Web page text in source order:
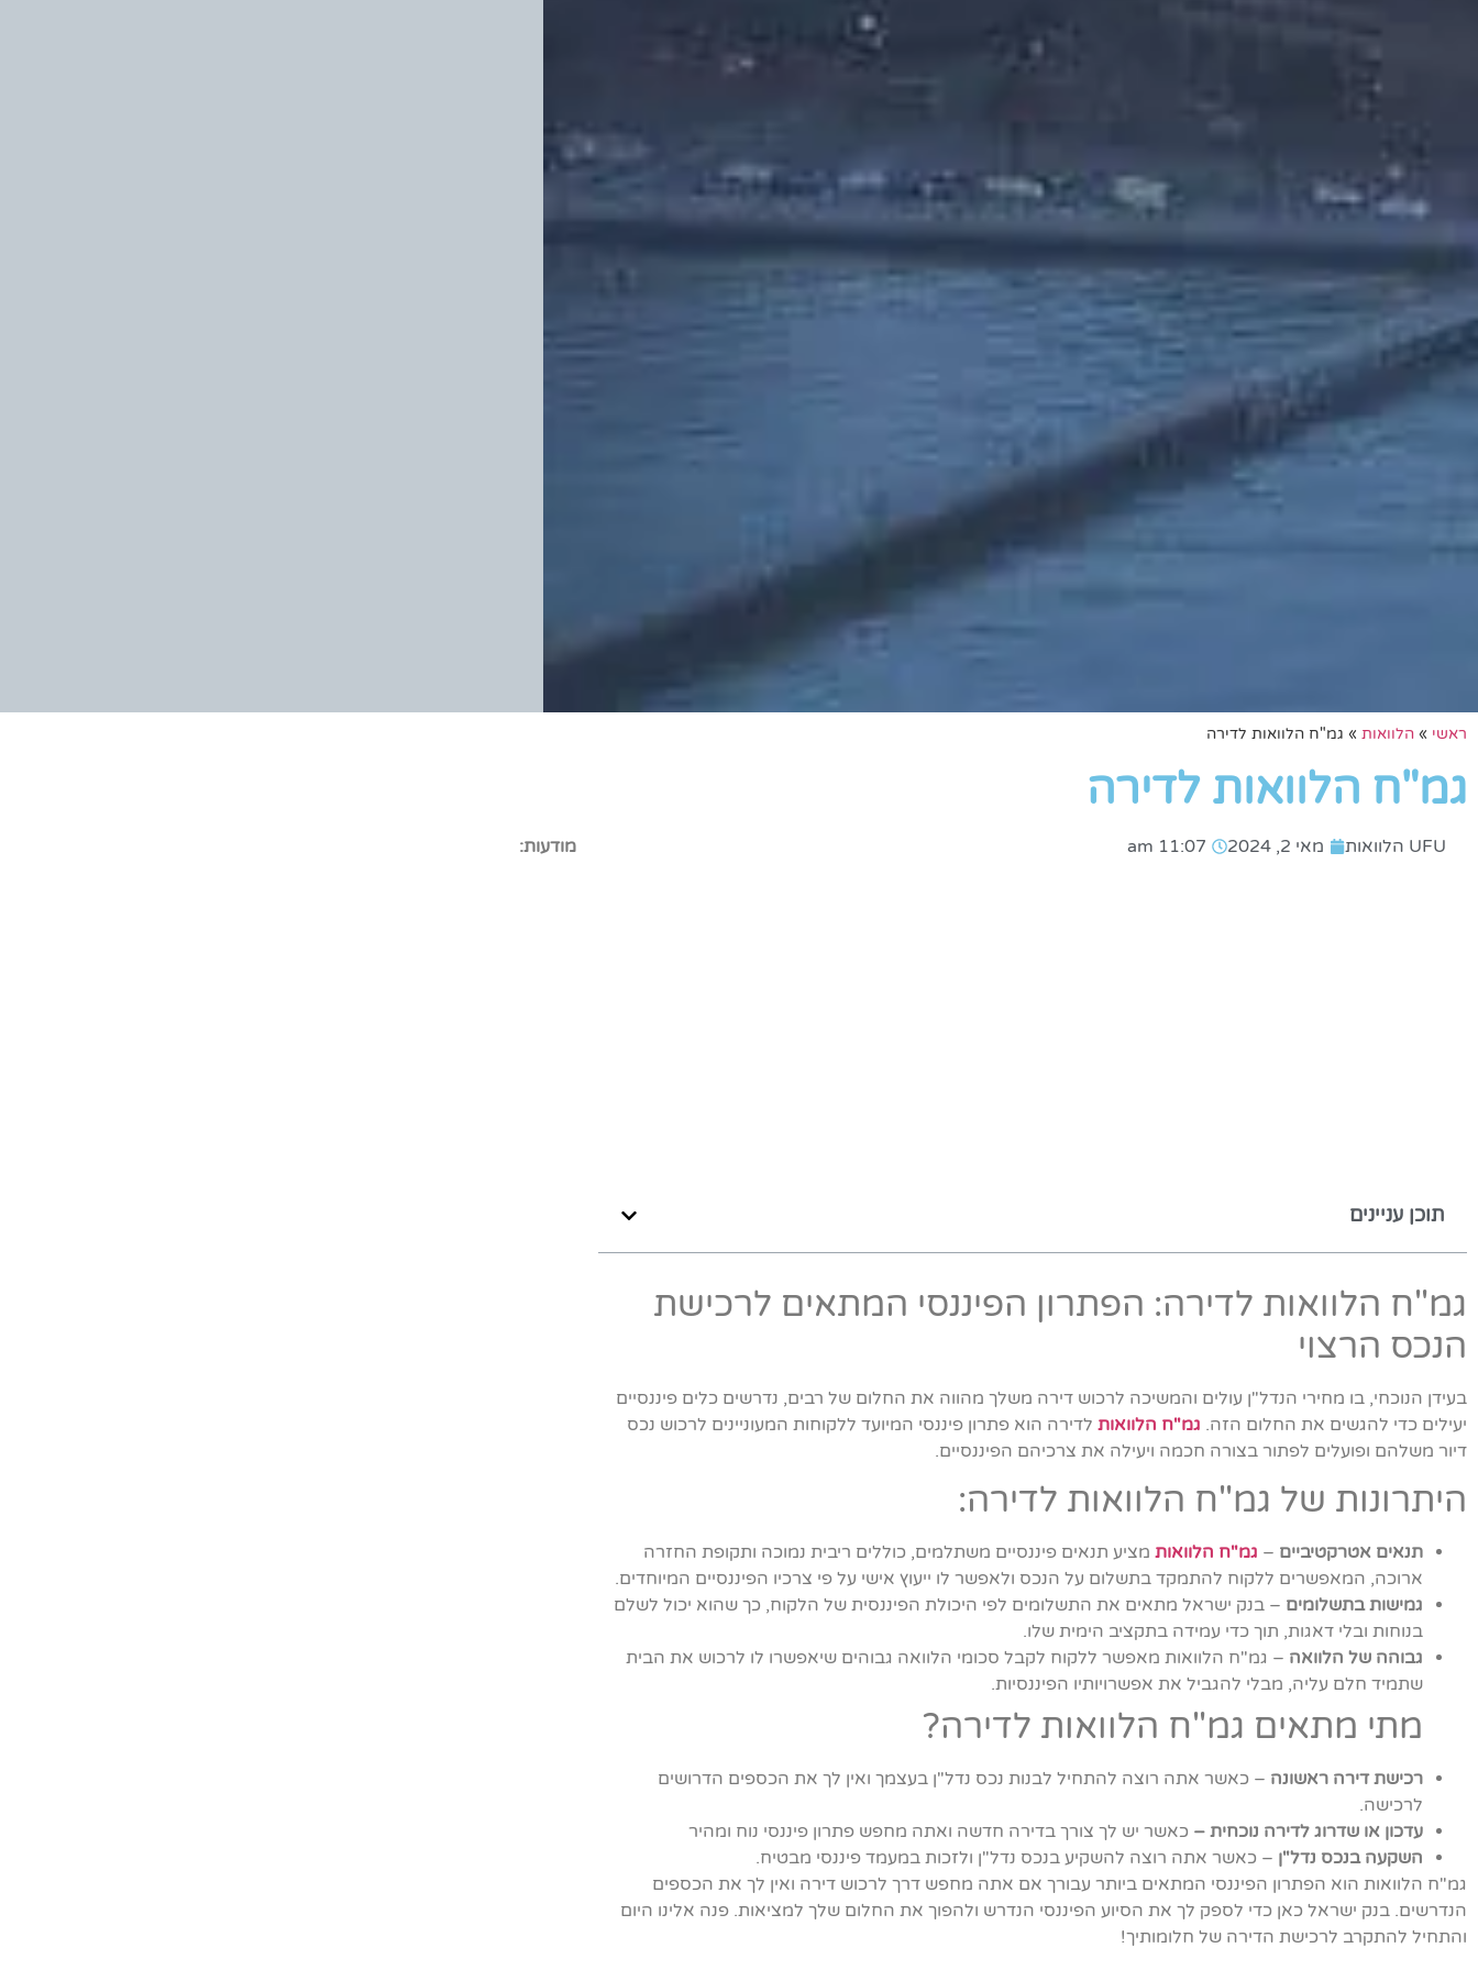
ראשי » הלוואות » גמ"ח הלוואות לדירה
גמ"ח הלוואות לדירה
UFU הלוואות מאי 2, 2024 11:07 am
תוכן עניינים
גמ"ח הלוואות לדירה: הפתרון הפיננסי המתאים לרכישת
הנכס הרצוי
בעידן הנוכחי, בו מחירי הנדל"ן עולים והמשיכה לרכוש דירה משלך מהווה את החלום של רבים, נדרשים כלים פיננסיים
יעילים כדי להגשים את החלום הזה. גמ"ח הלוואות לדירה הוא פתרון פיננסי המיועד ללקוחות המעוניינים לרכוש נכס
דיור משלהם ופועלים לפתור בצורה חכמה ויעילה את צרכיהם הפיננסיים.
היתרונות של גמ"ח הלוואות לדירה:
תנאים אטרקטיביים – גמ"ח הלוואות מציע תנאים פיננסיים משתלמים, כוללים ריבית נמוכה ותקופת החזרה
ארוכה, המאפשרים ללקוח להתמקד בתשלום על הנכס ולאפשר לו ייעוץ אישי על פי צרכיו הפיננסיים המיוחדים.
גמישות בתשלומים – בנק ישראל מתאים את התשלומים לפי היכולת הפיננסית של הלקוח, כך שהוא יכול לשלם
בנוחות ובלי דאגות, תוך כדי עמידה בתקציב הימית שלו.
גבוהה של הלוואה – גמ"ח הלוואות מאפשר ללקוח לקבל סכומי הלוואה גבוהים שיאפשרו לו לרכוש את הבית
שתמיד חלם עליה, מבלי להגביל את אפשרויותיו הפיננסיות.
מתי מתאים גמ"ח הלוואות לדירה?
רכישת דירה ראשונה – כאשר אתה רוצה להתחיל לבנות נכס נדל"ן בעצמך ואין לך את הכספים הדרושים
לרכישה.
עדכון או שדרוג לדירה נוכחית – כאשר יש לך צורך בדירה חדשה ואתה מחפש פתרון פיננסי נוח ומהיר
השקעה בנכס נדל"ן – כאשר אתה רוצה להשקיע בנכס נדל"ן ולזכות במעמד פיננסי מבטיח.
גמ"ח הלוואות הוא הפתרון הפיננסי המתאים ביותר עבורך אם אתה מחפש דרך לרכוש דירה ואין לך את הכספים
הנדרשים. בנק ישראל כאן כדי לספק לך את הסיוע הפיננסי הנדרש ולהפוך את החלום שלך למציאות. פנה אלינו היום
והתחיל להתקרב לרכישת הדירה של חלומותיך!
מודעות: